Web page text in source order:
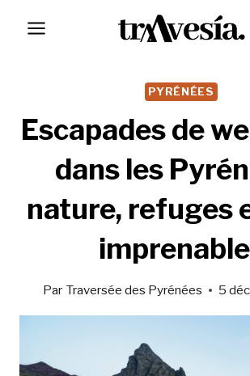
PYRÉNÉES
Escapades de
dans les
nature, refuges
Par Traversée des Pyrénées 5